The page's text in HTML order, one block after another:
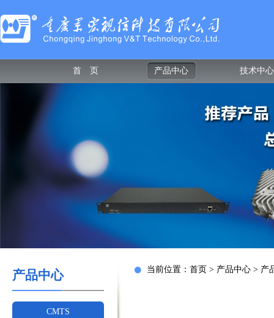
首 页 产品中心 技术中心
产品中心
CMTS
当前位置： 首页 > 产品中心 > 产